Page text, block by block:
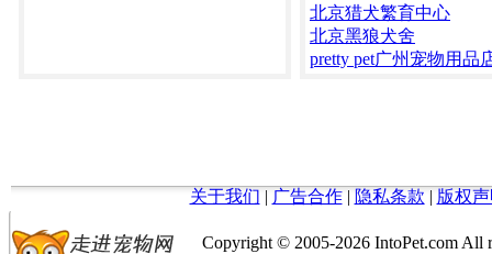
北京猎犬繁育中心
北京黑狼犬舍
pretty pet广州宠物用品
关于我们 | 广告合作| 隐私条款 | 版权
Copyright © 2005-2026 IntoPet.com